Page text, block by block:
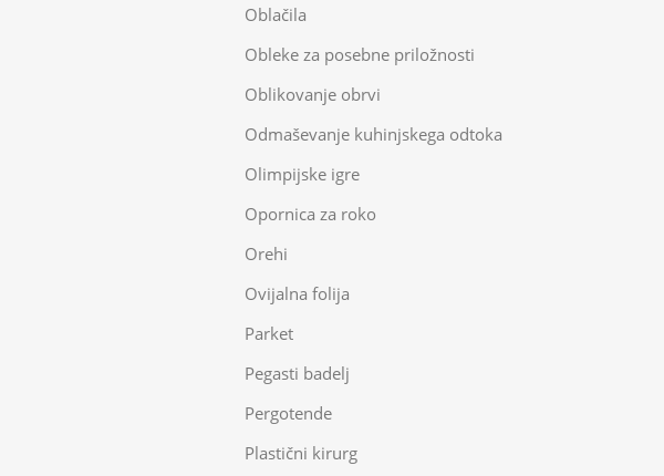
Oblačila
Obleke za posebne priložnosti
Oblikovanje obrvi
Odmaševanje kuhinjskega odtoka
Olimpijske igre
Opornica za roko
Orehi
Ovijalna folija
Parket
Pegasti badelj
Pergotende
Plastični kirurg